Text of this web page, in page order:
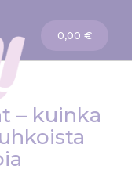
Ostoskori
0,00 €
– kuinka